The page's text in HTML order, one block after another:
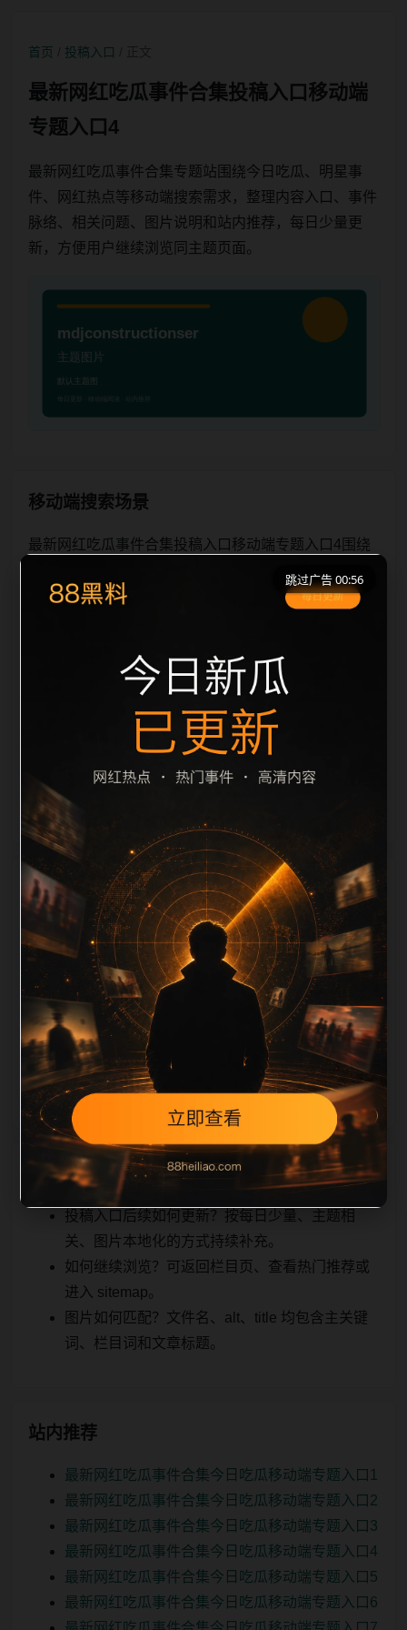
首页 投稿入口
最新网红吃瓜事件合集投稿入口移动端
专题入口4
最新网红吃瓜事件合集专题站围绕今日吃瓜、明星事
件、网红热点等移动端搜索需求，整理内容入口、事件
脉络、相关问题、图片说明和站内推荐，每日少量更
新，方便用户继续浏览同主题页面。
移动端搜索场景
最新网红吃瓜事件合集投稿入口移动端专题入口4围绕
端浏览习惯整理标题、描述、图片和站内推荐。用户进
续浏览。本页强调内容归集和主题一致性，避免无关关
键词堆砌，也避免多个站点同步发布完全相同的标题。
图片说明、文件名、alt 和 title 均围绕主关键词、栏目
词和文章标题生成，便于搜索引擎理解页面主题。后续
采集时将继续执行远程图片本地化、坏图默认图兜底、
标题重复过滤和 descr
栏目内容归集
iption 长度检查。栏目内容按每日少量新增的方式持续
扩展，每篇保留相关问题、站内推荐和清晰的层级路
径，减少用户反复返回搜索页。第44篇作为本栏目的初
始建设内容，主要用于补齐栏目深度、稳定内链结构，
并为后续专题聚合提供可点击入口。如果后续发现页面
缺图、标题过短、描述为空或正文不足，将进入每日
SEO 检查清单自动修正。
相关问题
投稿入口后续如何更新？按每日少量、主题相
关、图片本地化的方式持续补充。
如何继续浏览？可返回栏目页、查看热门推荐或
进入 sitemap。
图片如何匹配？文件名、alt、title 均包含主关键
词、栏目词和文章标题。
站内推荐
最新网红吃瓜事件合集今日吃瓜移动端专题入口1
最新网红吃瓜事件合集今日吃瓜移动端专题入口2
最新网红吃瓜事件合集今日吃瓜移动端专题入口3
最新网红吃瓜事件合集今日吃瓜移动端专题入口4
最新网红吃瓜事件合集今日吃瓜移动端专题入口5
最新网红吃瓜事件合集今日吃瓜移动端专题入口6
跳过广告 00:56